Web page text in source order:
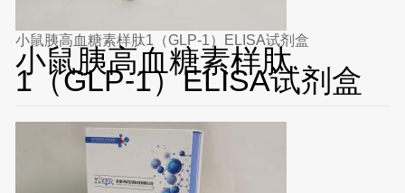
小鼠胰高血糖素样肽1（GLP-1）ELISA试剂盒
小鼠胰高血糖素样肽
1（GLP-1）ELISA试剂盒